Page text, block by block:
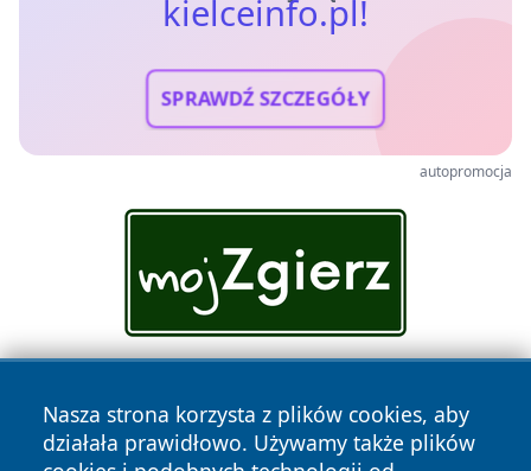
kielceinfo.pl!
SPRAWDŹ SZCZEGÓŁY
autopromocja
Nasza strona korzysta z plików cookies, aby
działała prawidłowo. Używamy także plików